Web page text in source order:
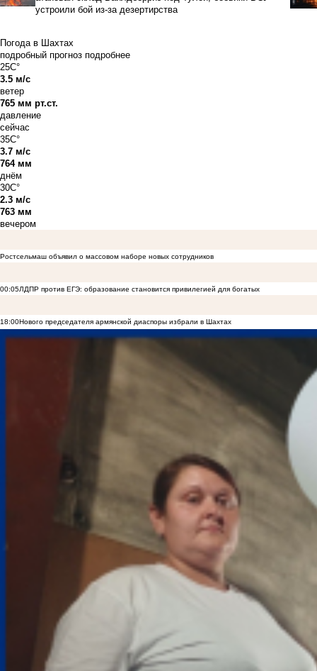
устроили бой из-за дезертирства
Погода в Шахтах
подробный прогноз подробнее
25C°
3.5 м/с
ветер
765 мм рт.ст.
давление
сейчас
35C°
3.7 м/с
764 мм
днём
30C°
2.3 м/с
763 мм
вечером
Ростсельмаш объявил о массовом наборе новых сотрудников
00:05ЛДПР против ЕГЭ: образование становится привилегией для богатых
18:00Нового председателя армянской диаспоры избрали в Шахтах